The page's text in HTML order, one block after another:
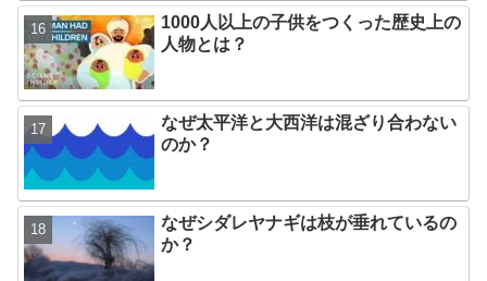
1000人以上の子供をつくった歴史上の
人物とは？
なぜ太平洋と大西洋は混ざり合わない
のか？
なぜシダレヤナギは枝が垂れているの
か？